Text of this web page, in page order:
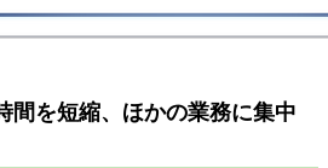
間を短縮、ほかの業務に集中